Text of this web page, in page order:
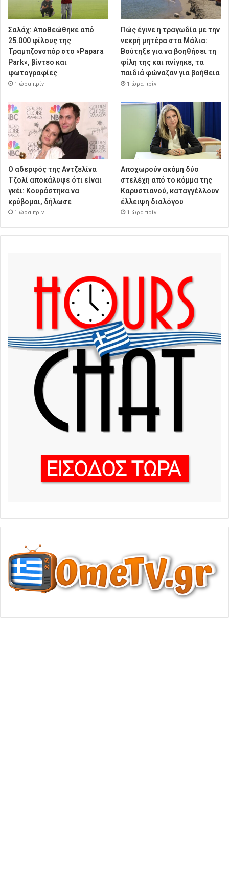
Σαλάχ: Αποθεώθηκε από
25.000 φίλους της
Τραμπζονσπόρ στο «Papara
Park», βίντεο και
φωτογραφίες
1 ώρα πρίν
Πώς έγινε η τραγωδία με την
νεκρή μητέρα στα Μάλια:
Βούτηξε για να βοηθήσει τη
φίλη της και πνίγηκε, τα
παιδιά φώναζαν για βοήθεια
1 ώρα πρίν
Ο αδερφός της Αντζελίνα
Τζολί αποκάλυψε ότι είναι
γκέι: Κουράστηκα να
κρύβομαι, δήλωσε
1 ώρα πρίν
Αποχωρούν ακόμη δύο
στελέχη από το κόμμα της
Καρυστιανού, καταγγέλλουν
έλλειψη διαλόγου
1 ώρα πρίν